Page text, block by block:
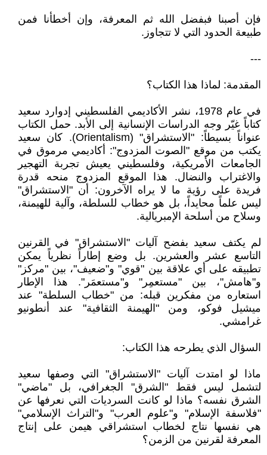
فإن أصبنا فبفضل الله ثم المعرفة، وإن أخطأنا فمن
طبيعة الحدود التي لا تتجاوز.
---
المقدمة: لماذا هذا الكتاب؟
في عام 1978، نشر الأكاديمي الفلسطيني إدوارد سعيد
كتاباً غيّر وجه الدراسات الإنسانية إلى الأبد. حمل الكتاب
عنواناً بسيطاً: "الاستشراق" (Orientalism). كان سعيد
يكتب من موقع "الصوت المزدوج": أكاديمي مرموق في
الجامعات الأمريكية، وفلسطيني يعيش تجربة التهجير
والاغتراب والنضال. هذا الموقع المزدوج منحه قدرة
فريدة على رؤية ما لا يراه الآخرون: أن "الاستشراق"
ليس علماً محايداً، بل هو خطاب للسلطة، وآلية للهيمنة،
وسلاح من أسلحة الإمبريالية.
لم يكتف سعيد بفضح آليات "الاستشراق" في القرنين
التاسع عشر والعشرين. بل وضع إطاراً نظرياً يمكن
تطبيقه على أي علاقة بين "قوي" و"ضعيف"، بين "مركز"
و"هامش"، بين "مستعمِر" و"مستعمَر". هذا الإطار
استعاره من مفكرين قبله: من "خطاب السلطة" عند
ميشيل فوكو، ومن "الهيمنة الثقافية" عند أنطونيو
غرامشي.
السؤال الذي يطرحه هذا الكتاب:
ماذا لو امتدت آليات "الاستشراق" التي وصفها سعيد
لتشمل ليس فقط "الشرق" الجغرافي، بل "ماضي"
الشرق نفسه؟ ماذا لو كانت السرديات التي نعرفها عن
"فلاسفة الإسلام" و"علوم العرب" و"التراث الإسلامي"
هي نفسها نتاج لخطاب استشراقي هيمن على إنتاج
المعرفة لقرنين من الزمن؟